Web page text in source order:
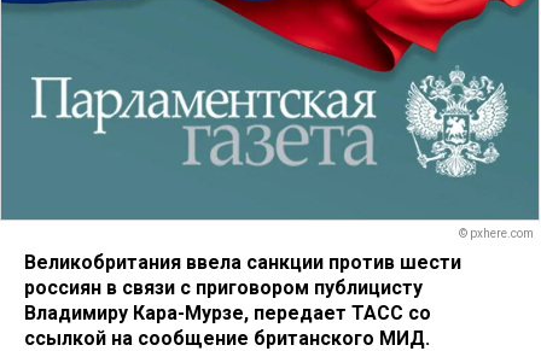
© pxhere.com
Великобритания ввела санкции против шести
россиян в связи с приговором публицисту
Владимиру Кара-Мурзе, передает ТАСС со
ссылкой на сообщение британского МИД.